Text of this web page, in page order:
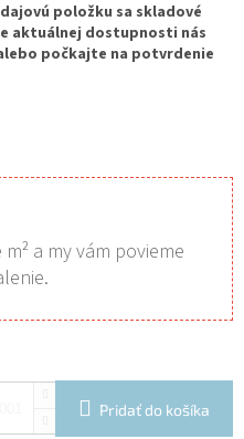
položku sa skladové
aktuálnej dostupnosti nás
počkajte na potvrdenie
a my vám povieme
Pridať do košíka